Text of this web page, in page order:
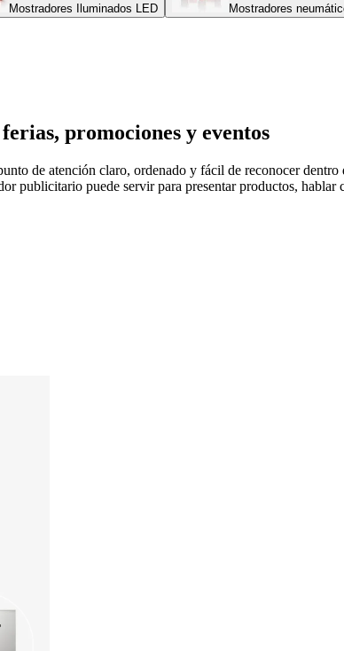
Mostradores Iluminados LED Mostradores
promociones y eventos
de atención claro, ordenado y fácil de reconocer
publicitario puede servir para presentar productos,